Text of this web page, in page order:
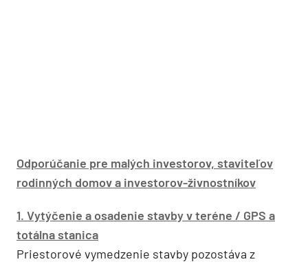
Odporúčanie pre malých investorov, staviteľov
rodinných domov a investorov-živnostníkov
1. Vytýčenie a osadenie stavby v teréne / GPS a
totálna stanica
Priestorové vymedzenie stavby pozostáva z